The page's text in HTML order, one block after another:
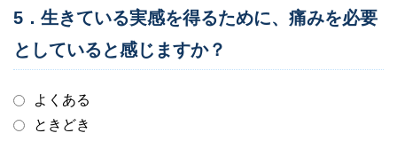
5．生きている実感を得るために、痛みを必要
としていると感じますか？
よくある
ときどき